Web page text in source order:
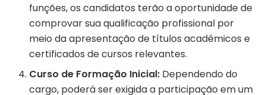
funções, os candidatos terão a oportunidade de
comprovar sua qualificação profissional por
meio da apresentação de títulos acadêmicos e
certificados de cursos relevantes.
Curso de Formação Inicial: Dependendo do
cargo, poderá ser exigida a participação em um